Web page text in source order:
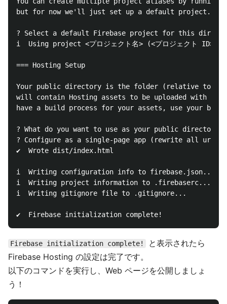
but for now we'll just set up a default project.
? Select a default Firebase project for this directory:
i  Using project <プロジェクト名> (<プロジェクト ID>)
=== Hosting Setup
Your public directory is the folder (relative to
will contain Hosting assets to be uploaded with
have a build process for your assets, use your
? What do you want to use as your public
? Configure as a single-page app (rewrite all urls
✔  Wrote dist/index.html
i  Writing configuration info to firebase.json...
i  Writing project information to .firebaserc...
i  Writing gitignore file to .gitignore...
Firebase initialization complete!
と表示されたら
Firebase Hosting の設定は完了です。
以下のコマンドを実行し、Web ページを公開しましょ
う！